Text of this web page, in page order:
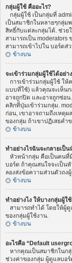
กลุ่มผู้ใช้ คืออะไร?
กลุ่มผู้ใช้ เป็นกลุ่มที่
เป็นสมาชิกในหลายๆกลุ่ม
สิทธิ์กับแต่ละกลุ่มได้. ช่วย
สามารถเป็น
สามารถเข้าไปใน บอร์ดส่
ข้างบน
จะเข้าร่วมกลุ่มผู้ใช้ได้อย่า
การเข้าร่วมกลุ่มผู้ใช้ ใ
แบบที่ใช้) แล้วคุณจะเห็น
อาจถูกปิด และอาจถูกซ่อ
คลิกที่ปุ่มเข้าร่วมกลุ่ม.
ก่อน, เขาอาจถามถึงเหตุ
ของกลุ่ม ถ้าเขาปฏิเสธคำ
ข้างบน
ทำอย่างไรฉันจะกลายเป็
หัวหน้ากลุ่ม คือเป็นคนที่
บอร์ด ถ้าคุณสนใจจะเป็น
ลองส่งข้อความส่วนตัวถง
ข้างบน
ทำอย่างไง ให้บางกลุ่มผู้ใ
สามารถทำได้ โดยให้ผู้ดู
ของกลุ่มผู้ใช้งาน.
ข้างบน
อะไรคือ “Default
หากคุณเป็นสมาชิกในกลุ่
ช่วงค่าของกลุ่ม ผู้ดูแลบอ